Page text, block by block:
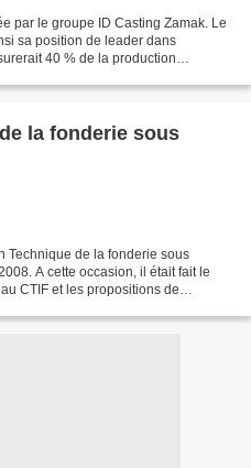
par le groupe ID Casting Zamak. Le
sa position de leader dans
40 % de la production
la fonderie sous
Technique de la fonderie sous
A cette occasion, il était fait le
CTIF et les propositions de